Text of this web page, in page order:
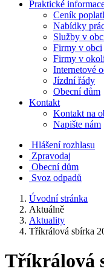
Praktické
Ceník
Nabídky
Služby v
Firmy v obci
Firmy v
Internetové
Jízdní řády
Obecní dům
Kontakt
Kontakt na
Napište nám
Hlášení rozhlasu
Zpravodaj
Obecní dům
Svoz odpadů
Úvodní stránka
Aktuálně
Aktuality
Tříkrálová sbírka
Tříkrálová